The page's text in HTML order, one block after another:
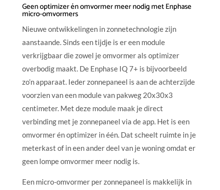
Geen optimizer én omvormer meer nodig met Enphase
micro-omvormers
Nieuwe ontwikkelingen in zonnetechnologie zijn
aanstaande. Sinds een tijdje is er een module
verkrijgbaar die zowel je omvormer als optimizer
overbodig maakt. De Enphase IQ 7+ is bijvoorbeeld
zo’n apparaat. Ieder zonnepaneel is aan de achterzijde
voorzien van een module van pakweg 20x30x3
centimeter. Met deze module maak je direct
verbinding met je zonnepaneel via de app. Het is een
omvormer én optimizer in één. Dat scheelt ruimte in je
meterkast of in een ander deel van je woning omdat er
geen lompe omvormer meer nodig is.
Een micro-omvormer per zonnepaneel is makkelijk in